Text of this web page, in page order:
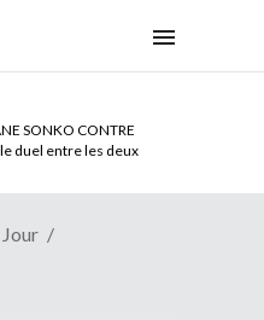
SONKO CONTRE
le duel entre les deux
Jour